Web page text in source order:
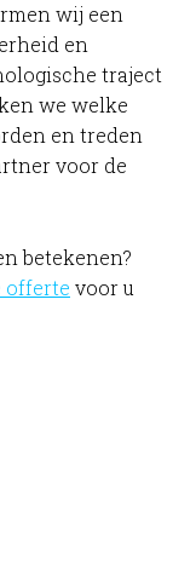
wij een
en
traject
we welke
en treden
voor de
betekenen?
offerte voor u